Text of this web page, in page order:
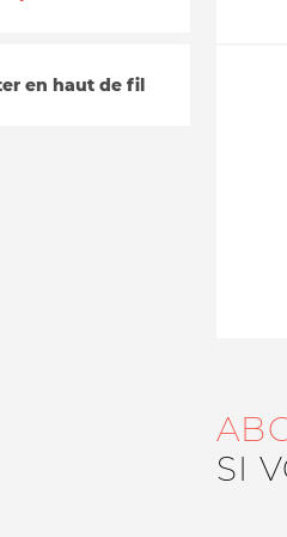
en haut de fil
SI